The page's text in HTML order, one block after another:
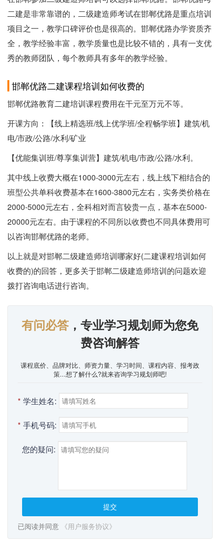
二建是非常靠谱的，二级建造师考试在邯郸优路是重点培训
项目之一，教学口碑评价也是很高的。邯郸优路办学资质齐
全，教学经验丰富，教学质量也是比较不错的，具有一支优
秀的教师团队，每个教师具有多年的教学经验。
邯郸优路二建课程培训如何收费的
邯郸优路教育二建培训课程费用在干元至万元不等。
开课方向：【线上精选班/线上优学班/全程畅学班】建筑/机
电/市政/公路/水利/矿业
【优能集训班/尊享集训营】建筑/机电/市政/公路/水利。
其中线上收费大概在1000-3000元左右，线上线下相结合的
班型公共单科收费基本在1600-3800元左右，实务类价格在
2000-5000元左右，全科相对而言较贵一点，基本在5000-
20000元左右。由于课程的不同所以收费也不同具体费用可
以咨询邯郸优路的老师。
以上就是对邯郸二级建造师培训哪家好(二建课程培训如何
收费的)的回答，更多关于邯郸二级建造师培训的问题欢迎
拨打咨询电话进行咨询。
有问必答，专业学习规划师为您免
费咨询解答
课程底价、品牌对比、师资力量、学习时间、课程内容、报考政
策...想了解什么?就来咨询学习规划师吧!
* 学生姓名:
* 手机号码:
您的疑问:
提交
已阅读并同意 《用户服务协议》